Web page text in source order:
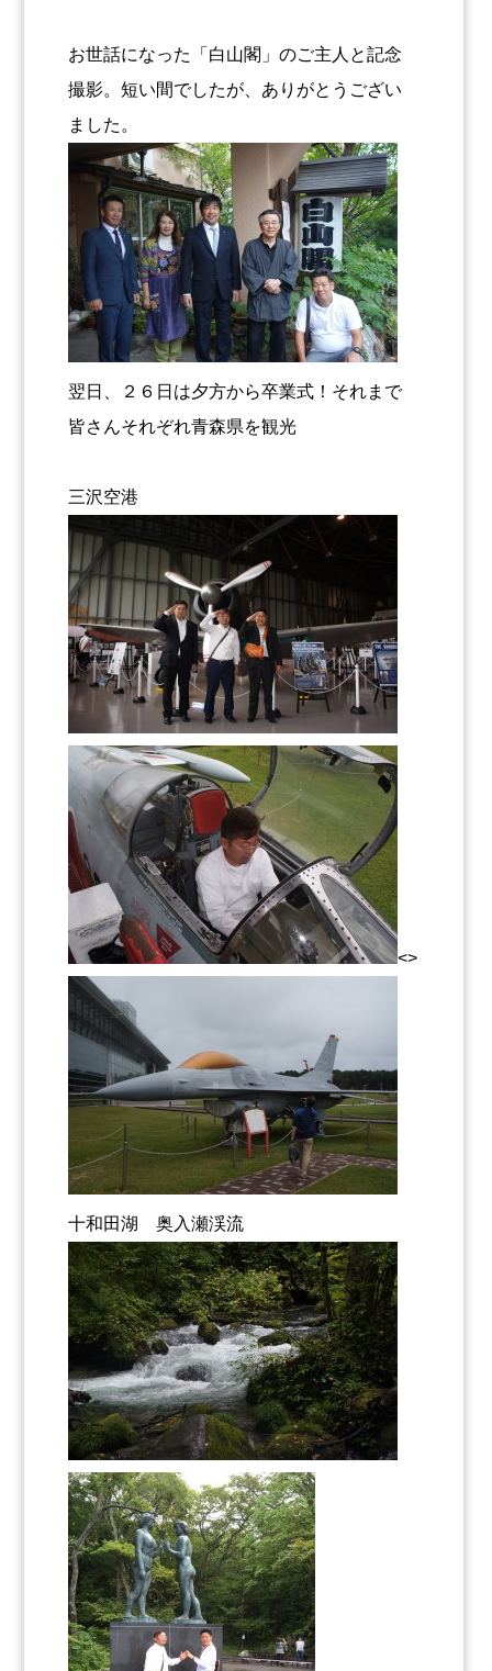
お世話になった「白山閣」のご主人と記念
撮影。短い間でしたが、ありがとうござい
ました。
翌日、２６日は夕方から卒業式！それまで
皆さんそれぞれ青森県を観光
三沢空港
<>
十和田湖 奥入瀬渓流